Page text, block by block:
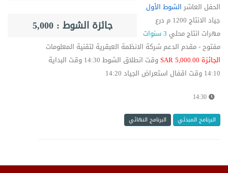
جائزة الشوط : 5,000
الحفل العاشرالشوط الأول
جياد الانتاج 1200 م درع
مهرات انتاج محلي 3سنوات
مفتوح - مقدم الدعم شركة الانظمة العبقرية لتقنية المعلومات
الجائزة 5,000.00 SAR
وقت انطلاق الشوط 14:30 وقت البداية
14:10 وقت اقفال استعراض الجياد 14:20
البرنامج المبدئي البرنامج النهائي